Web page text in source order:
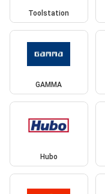
Toolstation
GAMMA
Hubo